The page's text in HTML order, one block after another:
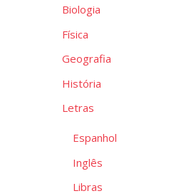
Biologia
Física
Geografia
História
Letras
Espanhol
Inglês
Libras